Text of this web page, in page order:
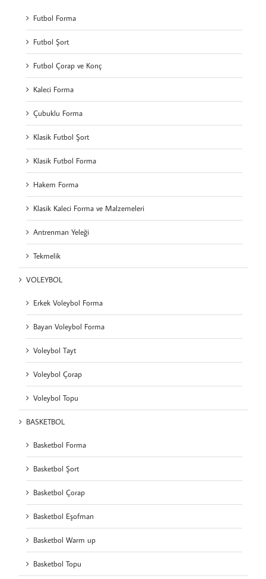
Futbol Forma
Futbol Şort
Futbol Çorap ve Konç
Kaleci Forma
Çubuklu Forma
Klasik Futbol Şort
Klasik Futbol Forma
Hakem Forma
Klasik Kaleci Forma ve Malzemeleri
Antrenman Yeleği
Tekmelik
VOLEYBOL
Erkek Voleybol Forma
Bayan Voleybol Forma
Voleybol Tayt
Voleybol Çorap
Voleybol Topu
BASKETBOL
Basketbol Forma
Basketbol Şort
Basketbol Çorap
Basketbol Eşofman
Basketbol Warm up
Basketbol Topu